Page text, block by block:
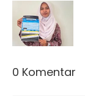
0 Komentar